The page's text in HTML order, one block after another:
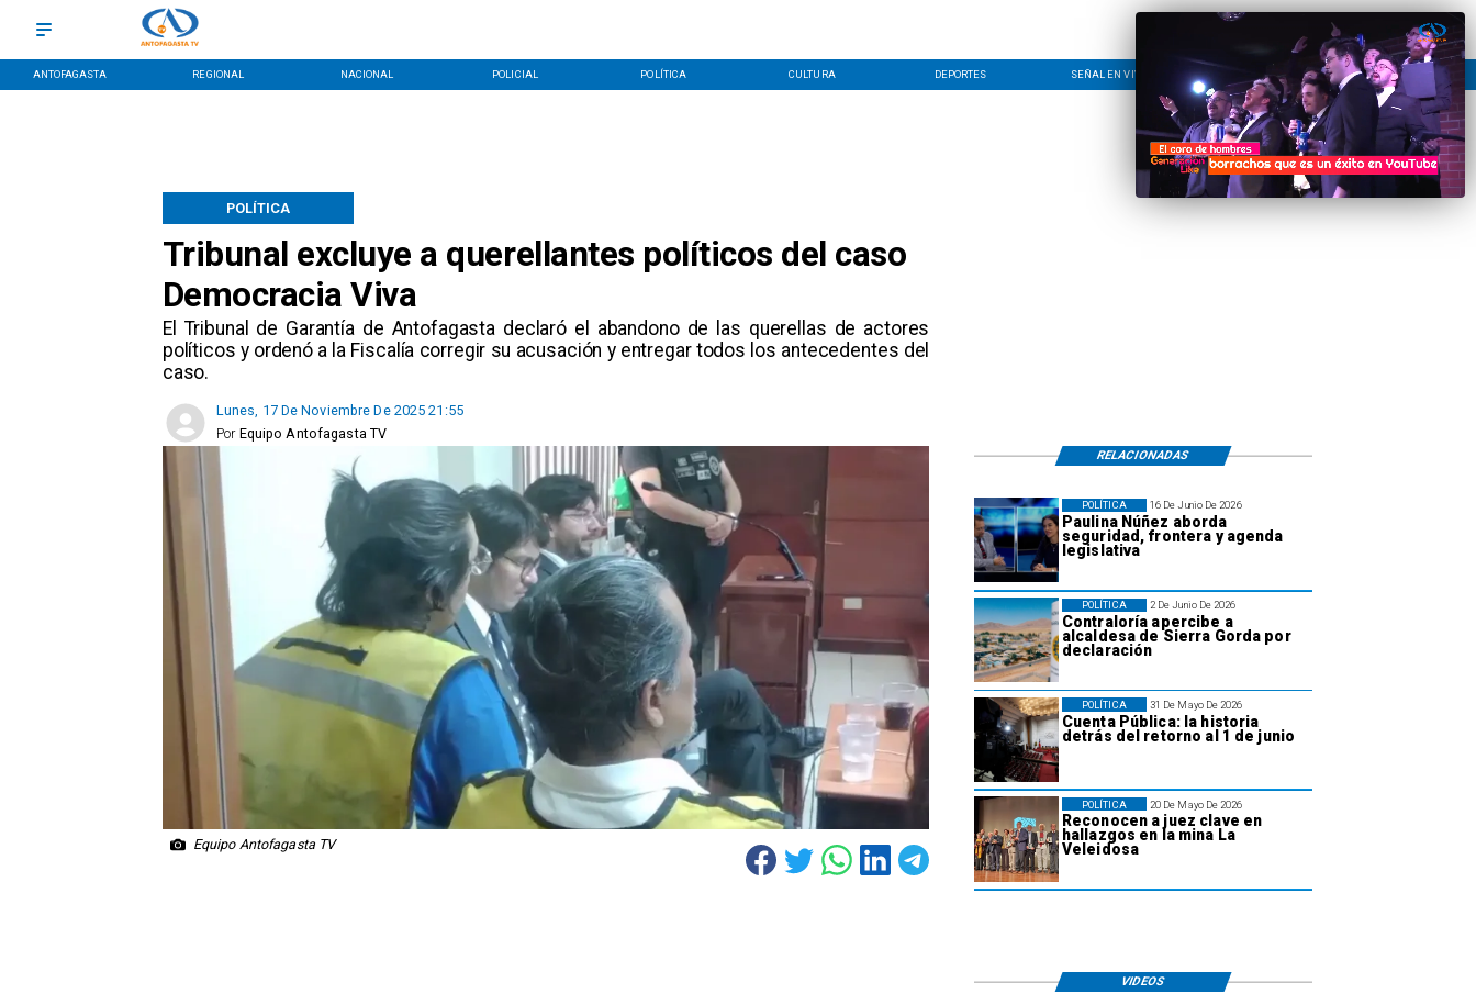
ANTOFAGASTA REGIONAL NACIONAL POLICIAL POLÍTICA CULTURA DEPORTES SEÑAL EN VIVO CONTACTO LÍNEA EDITORIAL
Tribunal excluye a querellantes políticos del caso
Democracia Viva
​El Tribunal de Garantía de Antofagasta declaró el abandono de las querellas de actores
políticos y ordenó a la Fiscalía corregir su acusación y entregar todos los antecedentes del
caso.
POLÍTICA
Lunes, 17 De Noviembre De 2025 21:55
Equipo Antofagasta TV
Por
Equipo Antofagasta TV
16 De Junio De 2026
Paulina Núñez aborda
seguridad, frontera y agenda
legislativa
POLÍTICA
2 De Junio De 2026
Contraloría apercibe a
alcaldesa de Sierra Gorda por
declaración
POLÍTICA
31 De Mayo De 2026
Cuenta Pública: la historia
detrás del retorno al 1 de junio
POLÍTICA
20 De Mayo De 2026
Reconocen a juez clave en
hallazgos en la mina La
Veleidosa
POLÍTICA
RELACIONADAS
VIDEOS